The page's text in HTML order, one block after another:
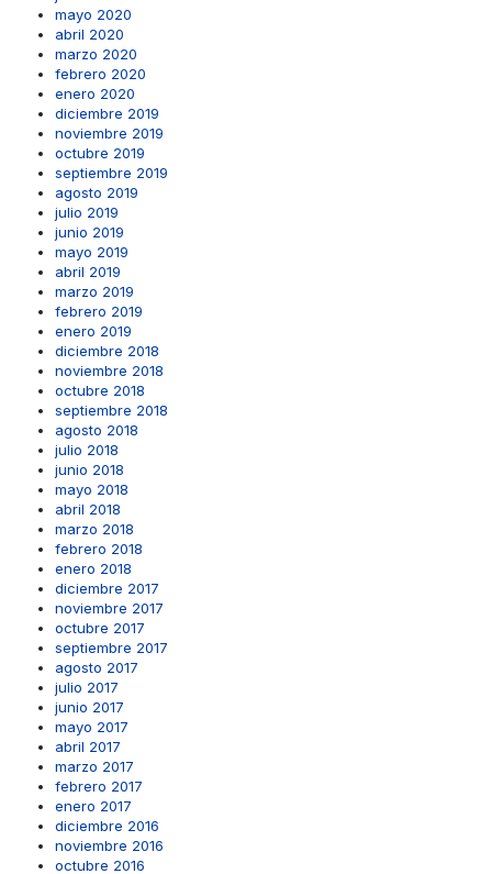
mayo 2020
abril 2020
marzo 2020
febrero 2020
enero 2020
diciembre 2019
noviembre 2019
octubre 2019
septiembre 2019
agosto 2019
julio 2019
junio 2019
mayo 2019
abril 2019
marzo 2019
febrero 2019
enero 2019
diciembre 2018
noviembre 2018
octubre 2018
septiembre 2018
agosto 2018
julio 2018
junio 2018
mayo 2018
abril 2018
marzo 2018
febrero 2018
enero 2018
diciembre 2017
noviembre 2017
octubre 2017
septiembre 2017
agosto 2017
julio 2017
junio 2017
mayo 2017
abril 2017
marzo 2017
febrero 2017
enero 2017
diciembre 2016
noviembre 2016
octubre 2016